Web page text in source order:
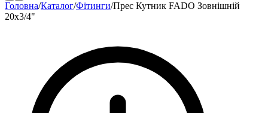
Головна/Каталог/Фітинги/Прес Кутник FADO Зовнішній
20х3/4"